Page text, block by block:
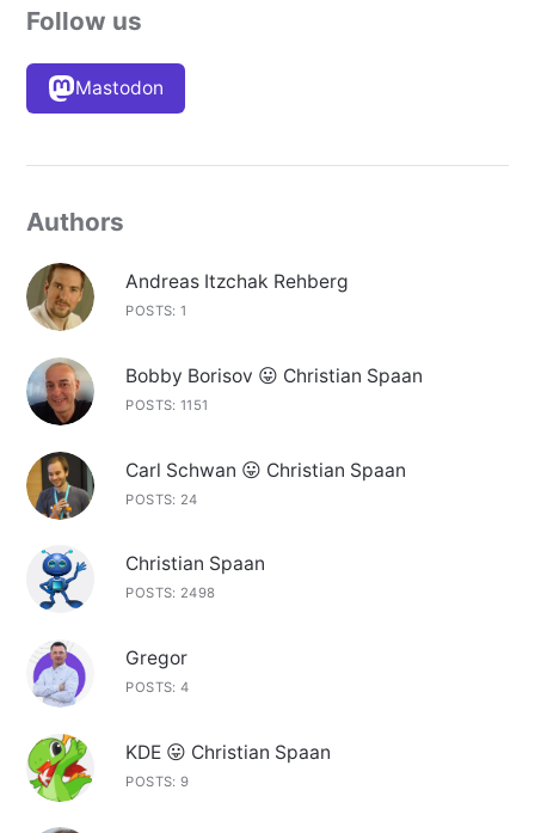
Follow us
Mastodon
Authors
Andreas Itzchak Rehberg
POSTS: 1
Bobby Borisov 😛 Christian Spaan
POSTS: 1151
Carl Schwan 😛 Christian Spaan
POSTS: 24
Christian Spaan
POSTS: 2498
Gregor
POSTS: 4
KDE 😛 Christian Spaan
POSTS: 9